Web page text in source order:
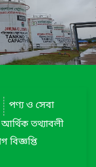
পণ্য ও সেবা
তথ্যাবলী
বিজ্ঞপ্তি